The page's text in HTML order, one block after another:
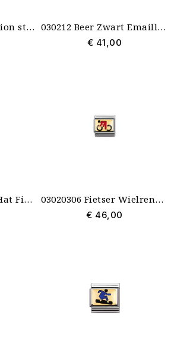
.Basisband Nomination staal 18 schakels nieuw met Style Icon Link en gouden schakel 030212 Beer Zwart Emaille Nomination Schakel Goud
€ 41,00
030242 Graduation Hat Finland Condurteurspet Emaille Nomination 03020306 Fietser Wielrenner rood Nomination schakel
€ 46,00